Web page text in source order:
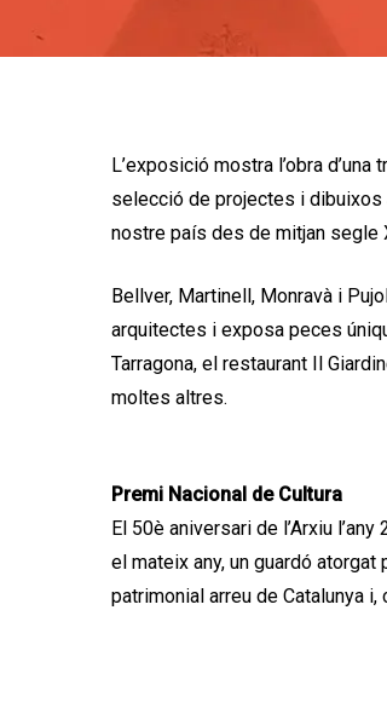
L’exposició mostra l’obra
selecció de projectes i dibuixos
nostre país des de mitjan segle
Bellver, Martinell, Monravà i
arquitectes i exposa peces
Tarragona, el restaurant Il
moltes altres.
Premi Nacional de Cultura
El 50è aniversari de l’Arxiu
el mateix any, un guardó
patrimonial arreu de Catalunya i,